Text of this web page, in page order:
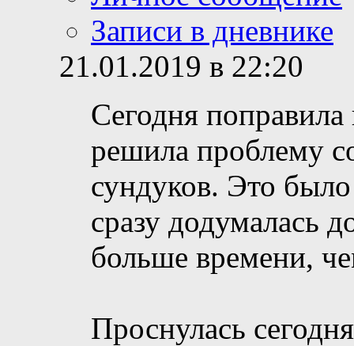
Записи в дневнике
21.01.2019 в 22:20
Сегодня
решила проблему
сундуков. Это
сразу додумалась
больше времени,
Проснулась